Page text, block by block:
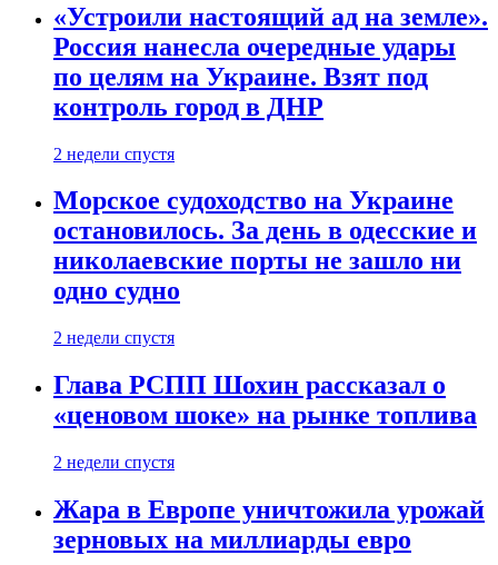
«Устроили настоящий ад на земле».
Россия нанесла очередные удары
по целям на Украине. Взят под
контроль город в ДНР
2 недели спустя
Морское судоходство на Украине
остановилось. За день в одесские и
николаевские порты не зашло ни
одно судно
2 недели спустя
Глава РСПП Шохин рассказал о
«ценовом шоке» на рынке топлива
2 недели спустя
Жара в Европе уничтожила урожай
зерновых на миллиарды евро